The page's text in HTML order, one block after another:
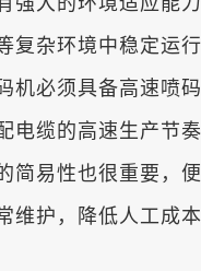
复杂环境中稳定运
机必须具备高速喷
电缆的高速生产节
简易性也很重要，
维护，降低人工成